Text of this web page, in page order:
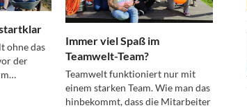
ohne das
der
Immer viel Spaß im
Teamwelt-Team?
Teamwelt funktioniert nur mit
einem starken Team. Wie man das
hinbekommt, dass die Mitarbeiter